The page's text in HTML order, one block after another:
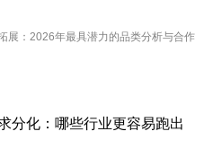
展：2026年最具潜力的品类分析与合作
分化：哪些行业更容易跑出